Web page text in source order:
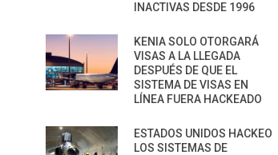
INACTIVAS DESDE 1996
KENIA SOLO OTORGARÁ
VISAS A LA LLEGADA
DESPUÉS DE QUE EL
SISTEMA DE VISAS EN
LÍNEA FUERA HACKEADO
ESTADOS UNIDOS HACKEO
LOS SISTEMAS DE